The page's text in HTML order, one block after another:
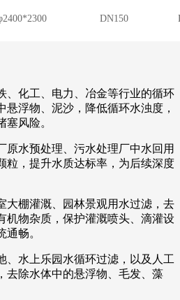
DN150
、化工、电力、冶金等行业的循环
浮物、泥沙，降低循环水浊度，
风险。
原水预处理、污水处理厂中水回用
粒，提升水质达标率，为后续深度
大棚灌溉、园林景观用水过滤，去
机物杂质，保护灌溉喷头、滴灌设
畅。
、水上乐园水循环过滤，以及人工
去除水体中的悬浮物、毛发、藻